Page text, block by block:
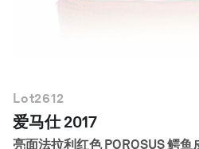
Lot2612
爱马仕 2017
亮面法拉利红色 POROSUS 鳄